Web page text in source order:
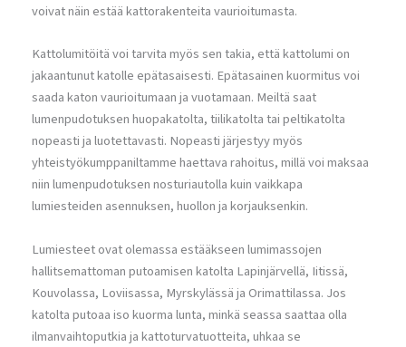
voivat näin estää kattorakenteita vaurioitumasta.
Kattolumitöitä voi tarvita myös sen takia, että kattolumi on
jakaantunut katolle epätasaisesti. Epätasainen kuormitus voi
saada katon vaurioitumaan ja vuotamaan. Meiltä saat
lumenpudotuksen huopakatolta, tiilikatolta tai peltikatolta
nopeasti ja luotettavasti. Nopeasti järjestyy myös
yhteistyökumppaniltamme haettava rahoitus, millä voi maksaa
niin lumenpudotuksen nosturiautolla kuin vaikkapa
lumiesteiden asennuksen, huollon ja korjauksenkin.
Lumiesteet ovat olemassa estääkseen lumimassojen
hallitsemattoman putoamisen katolta Lapinjärvellä, Iitissä,
Kouvolassa, Loviisassa, Myrskylässä ja Orimattilassa. Jos
katolta putoaa iso kuorma lunta, minkä seassa saattaa olla
ilmanvaihtoputkia ja kattoturvatuotteita, uhkaa se